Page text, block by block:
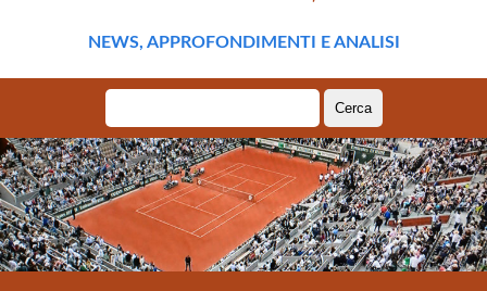
NEWS, APPROFONDIMENTI E ANALISI
per: